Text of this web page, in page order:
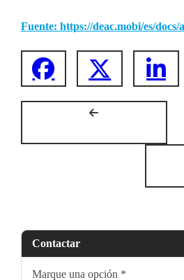
Fuente: https://deac.mobi/es/
Contactar
Marque una opción *